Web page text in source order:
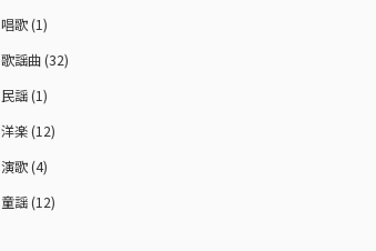
唱歌(1)
歌謡曲(32)
民謡(1)
洋楽(12)
演歌(4)
童謡(12)